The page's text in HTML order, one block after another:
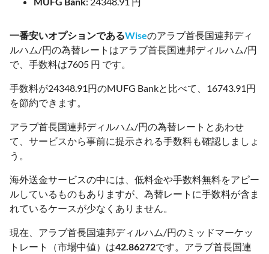
一番安いオプションであるWiseのアラブ首長国連邦ディ
ルハム/円の為替レートはアラブ首長国連邦ディルハム/円
で、手数料は7605 円 です。
手数料が24348.91円のMUFG Bankと比べて、16743.91円
を節約できます。
アラブ首長国連邦ディルハム/円の為替レートとあわせ
て、サービスから事前に提示される手数料も確認しましょ
う。
海外送金サービスの中には、低料金や手数料無料をアピー
ルしているものもありますが、為替レートに手数料が含ま
れているケースが少なくありません。
現在、アラブ首長国連邦ディルハム/円のミッドマーケッ
トレート（市場中値）は42.86272です。アラブ首長国連